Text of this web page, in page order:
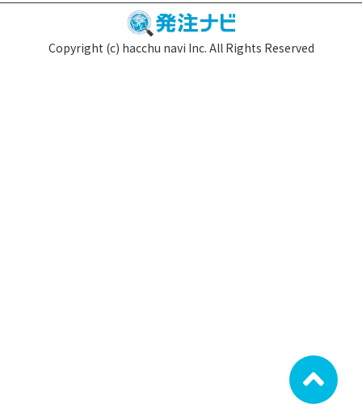
Copyright (c) hacchu navi Inc. All Rights Reserved